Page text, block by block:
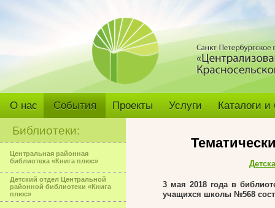
О нас События Проекты Услуги Каталоги
Библиотеки:
Центральная районная
библиотека «Книга плюс»
Детский отдел Центральной
районной библиотеки «Книга
плюс»
3 мая 2018 года в
учащихся школы №568